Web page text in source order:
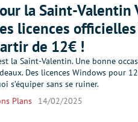
la Saint-Valentin
licences
de 12€ !
la Saint-Valentin. Une bonne
Des licences Windows pour
s’équiper sans se ruiner.
Plans
14/02/2025